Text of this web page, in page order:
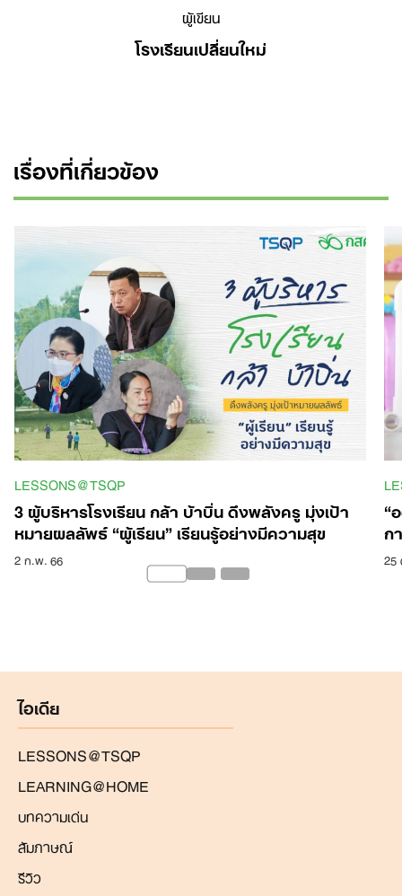
ผู้เขียน
โรงเรียนเปลี่ยนใหม่
เรื่องที่เกี่ยวข้อง
LESSONS@TSQP
3 ผู้บริหารโรงเรียน กล้า บ้าบิ่น ดึงพลังครู มุ่งเป้า
หมายผลลัพธ์ “ผู้เรียน” เรียนรู้อย่างมีความสุข
2 ก.พ. 66
“
ก
25
ไอเดีย
LESSONS@TSQP
LEARNING@HOME
บทความเด่น
สัมภาษณ์
รีวิว